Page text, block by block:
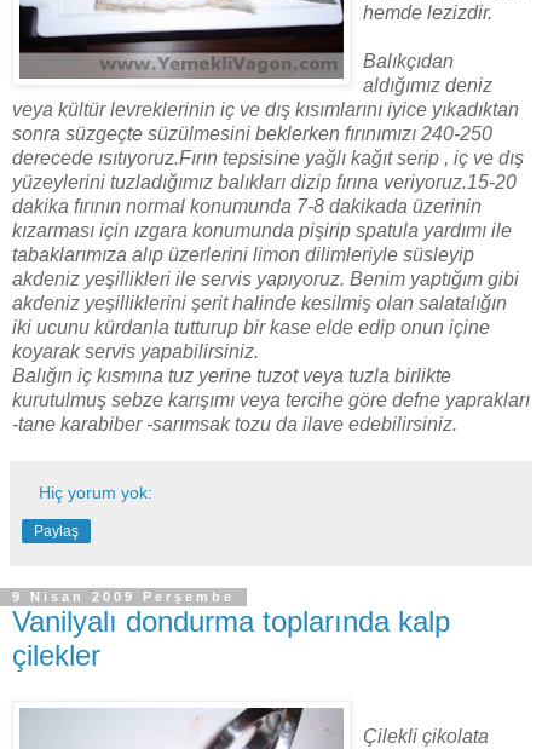
hemde lezizdir.
Balıkçıdan
aldığımız deniz
veya kültür levreklerinin iç ve dış kısımlarını iyice yıkadıktan
sonra süzgeçte süzülmesini beklerken fırınımızı 240-250
derecede ısıtıyoruz.Fırın tepsisine yağlı kağıt serip , iç ve dış
yüzeylerini tuzladığımız balıkları dizip fırına veriyoruz.15-20
dakika fırının normal konumunda 7-8 dakikada üzerinin
kızarması için ızgara konumunda pişirip spatula yardımı ile
tabaklarımıza alıp üzerlerini limon dilimleriyle süsleyip
akdeniz yeşillikleri ile servis yapıyoruz. Benim yaptığım gibi
akdeniz yeşilliklerini şerit halinde kesilmiş olan salatalığın
iki ucunu kürdanla tutturup bir kase elde edip onun içine
koyarak servis yapabilirsiniz.
Balığın iç kısmına tuz yerine tuzot veya tuzla birlikte
kurutulmuş sebze karışımı veya tercihe göre defne yaprakları
-tane karabiber -sarımsak tozu da ilave edebilirsiniz.
Hiç yorum yok:
Paylaş
9 Nisan 2009 Perşembe
Vanilyalı dondurma toplarında kalp
çilekler
Çilekli çikolata